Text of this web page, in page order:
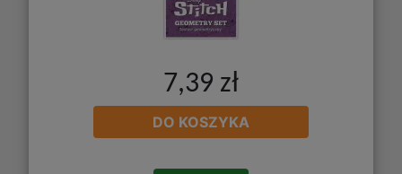
7,39 zł
DO KOSZYKA